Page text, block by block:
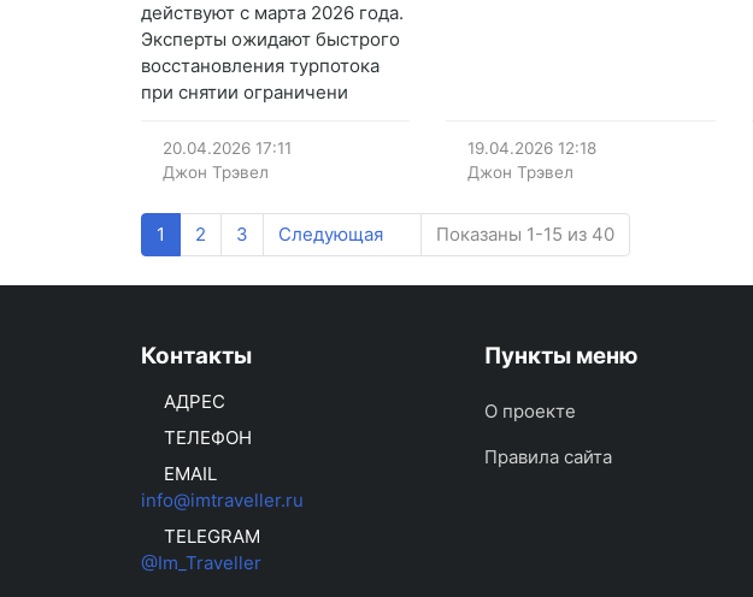
действуют с марта 2026 года.
Эксперты ожидают быстрого
восстановления турпотока
при снятии ограничени
20.04.2026 17:11
Джон Трэвел
19.04.2026 12:18
Джон Трэвел
1 2 3 Следующая Показаны 1-15 из 40
Контакты
АДРЕС
ТЕЛЕФОН
EMAIL
info@imtraveller.ru
TELEGRAM
@Im_Traveller
Пункты меню
О проекте
Правила сайта